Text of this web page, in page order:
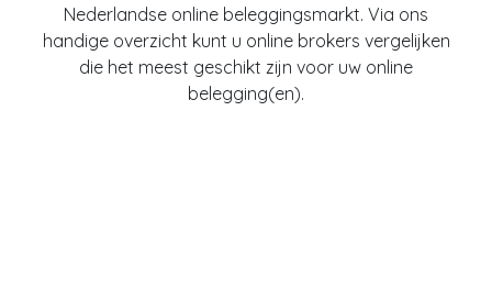
Nederlandse online beleggingsmarkt. Via ons
handige overzicht kunt u online brokers vergelijken
die het meest geschikt zijn voor uw online
belegging(en).